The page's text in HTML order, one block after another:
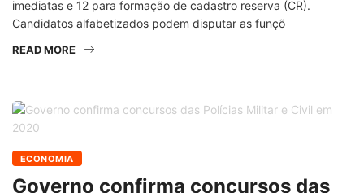
imediatas e 12 para formação de cadastro reserva (CR).
Candidatos alfabetizados podem disputar as funçõ
READ MORE
ECONOMIA
Governo confirma concursos das